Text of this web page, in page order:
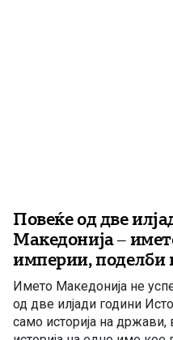
Повеќе од две
Македонија –
империи, поделби
Името Македонија не
од две илјади години
само историја на држави,